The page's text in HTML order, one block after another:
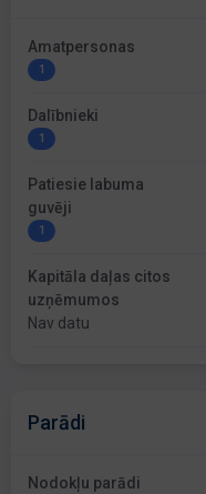
Amatpersonas
1
Dalībnieki
1
Patiesie labuma
guvēji
1
Kapitāla daļas citos
uzņēmumos
Nav datu
Parādi
Nodokļu parādi